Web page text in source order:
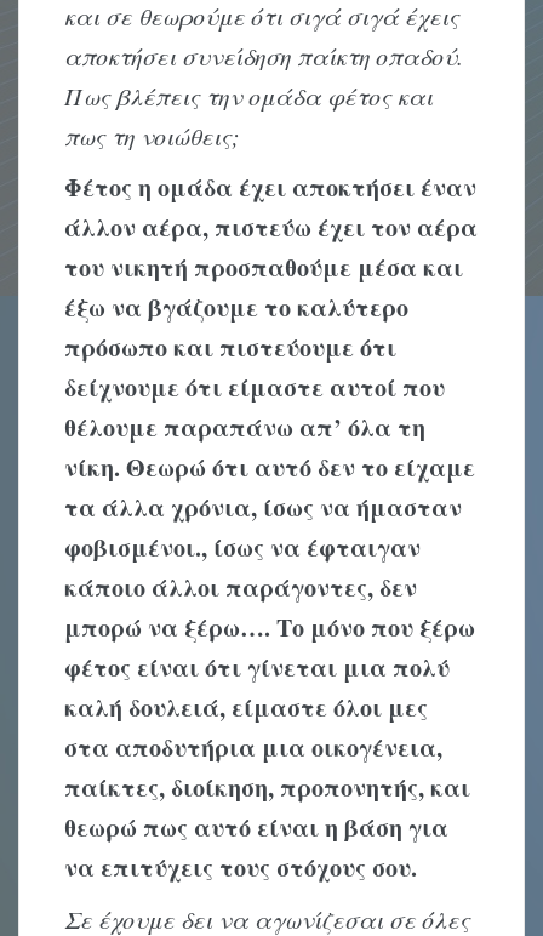
και σε θεωρούμε ότι σιγά σιγά έχεις
αποκτήσει συνείδηση παίκτη οπαδού.
Πως βλέπεις την ομάδα φέτος και
πως τη νοιώθεις;
Φέτος η ομάδα έχει αποκτήσει έναν
άλλον αέρα, πιστεύω έχει τον αέρα
του νικητή προσπαθούμε μέσα και
έξω να βγάζουμε το καλύτερο
πρόσωπο και πιστεύουμε ότι
δείχνουμε ότι είμαστε αυτοί που
θέλουμε παραπάνω απ’ όλα τη
νίκη. Θεωρώ ότι αυτό δεν το είχαμε
τα άλλα χρόνια, ίσως να ήμασταν
φοβισμένοι., ίσως να έφταιγαν
κάποιο άλλοι παράγοντες, δεν
μπορώ να ξέρω…. Το μόνο που ξέρω
φέτος είναι ότι γίνεται μια πολύ
καλή δουλειά, είμαστε όλοι μες
στα αποδυτήρια μια οικογένεια,
παίκτες, διοίκηση, προπονητής, και
θεωρώ πως αυτό είναι η βάση για
να επιτύχεις τους στόχους σου.
Σε έχουμε δει να αγωνίζεσαι σε όλες